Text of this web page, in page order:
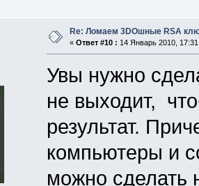
Re: Ломаем 3DOшные RSA
« Ответ #10 : 14 Январь 2010,
Увы нужно
не выходит,
результат.
компьютеры и
можно сделать